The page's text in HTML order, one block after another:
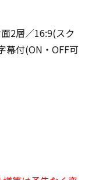
2層／16:9(スク
幕付(ON・OFF可